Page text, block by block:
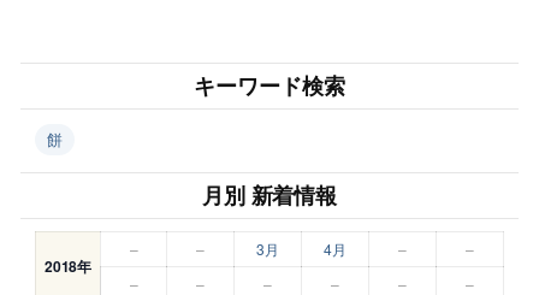
キーワード検索
餅
月別 新着情報
2018年
– – 3月 4月 –
–
–
– – – – –